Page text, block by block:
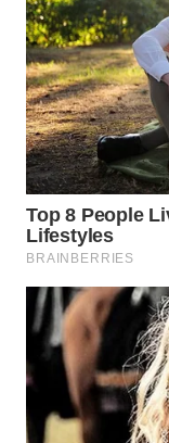
WAHANA
HEALTH
WAHANA
DESA
WISATA
LAPAK
WAHANA
Wahana
Network
KONSUMEN
LISTRIK